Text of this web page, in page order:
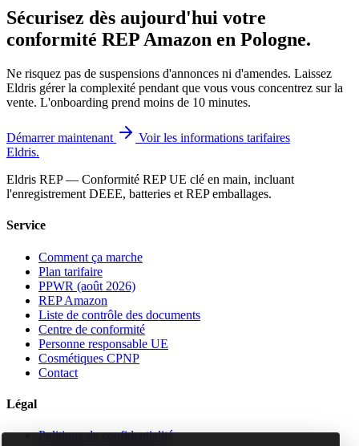
Sécurisez dès aujourd'hui votre
conformité REP Amazon en Pologne.
Ne risquez pas de suspensions d'annonces ni d'amendes. Laissez
Eldris gérer la complexité pendant que vous vous concentrez sur la
vente. L'onboarding prend moins de 10 minutes.
Démarrer maintenant
Voir les informations tarifaires
Eldris.
Eldris REP — Conformité REP UE clé en main, incluant
l'enregistrement DEEE, batteries et REP emballages.
Service
Comment ça marche
Plan tarifaire
PPWR (août 2026)
REP Amazon
Liste de contrôle des documents
Centre de conformité
Personne responsable UE
Cosmétiques CPNP
Contact
Légal
Politique de confidentialité